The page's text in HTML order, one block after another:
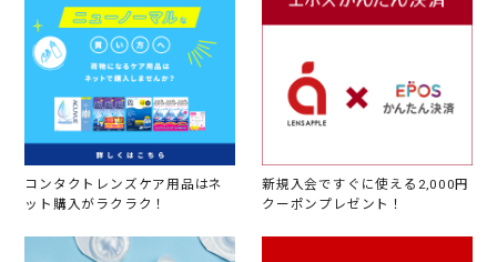
コンタクトレンズケア用品はネ
ット購入がラクラク！
新規入会ですぐに使える2,000円
クーポンプレゼント！